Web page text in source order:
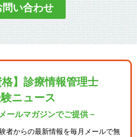
問い合わせ
格】診療情報管理士
ニュース
ールマガジンでご提供－
者からの最新情報を毎月メールで無